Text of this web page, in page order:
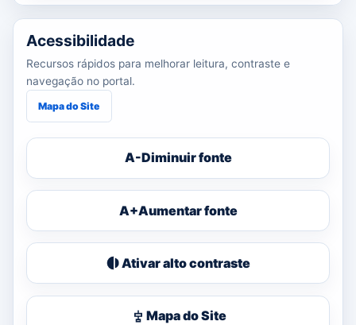
Acessibilidade
Recursos rápidos para melhorar leitura, contraste e
navegação no portal.
Mapa do Site
A-Diminuir fonte
A+Aumentar fonte
Ativar alto contraste
Mapa do Site